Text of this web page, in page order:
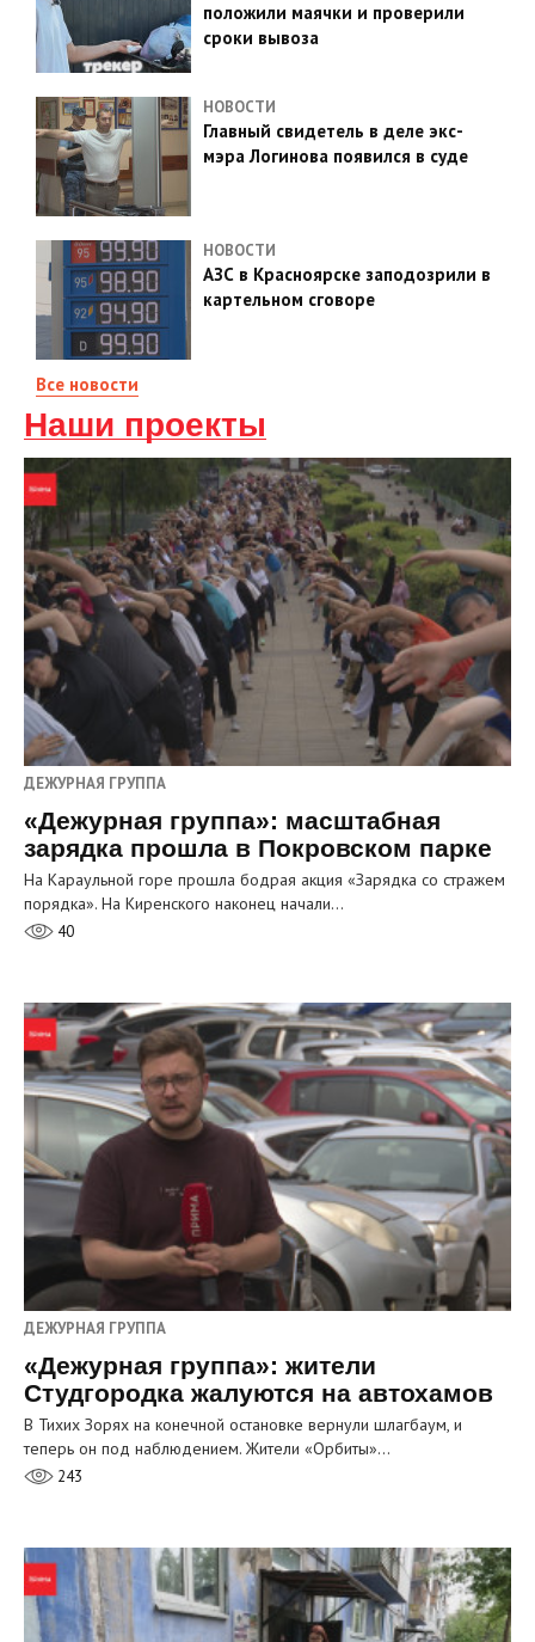
положили маячки и проверили
сроки вывоза
НОВОСТИ
Главный свидетель в деле экс-
мэра Логинова появился в суде
НОВОСТИ
АЗС в Красноярске заподозрили в
картельном сговоре
Все новости
Наши проекты
ДЕЖУРНАЯ ГРУППА
«Дежурная группа»: масштабная
зарядка прошла в Покровском парке
На Караульной горе прошла бодрая акция «Зарядка со стражем
порядка». На Киренского наконец начали…
40
ДЕЖУРНАЯ ГРУППА
«Дежурная группа»: жители
Студгородка жалуются на автохамов
В Тихих Зорях на конечной остановке вернули шлагбаум, и
теперь он под наблюдением. Жители «Орбиты»…
243